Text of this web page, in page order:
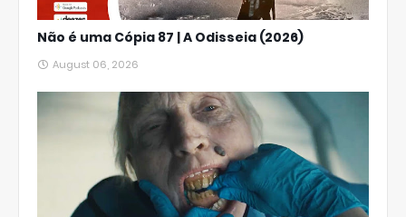
Não é uma Cópia 87 | A Odisseia (2026)
August 06, 2026